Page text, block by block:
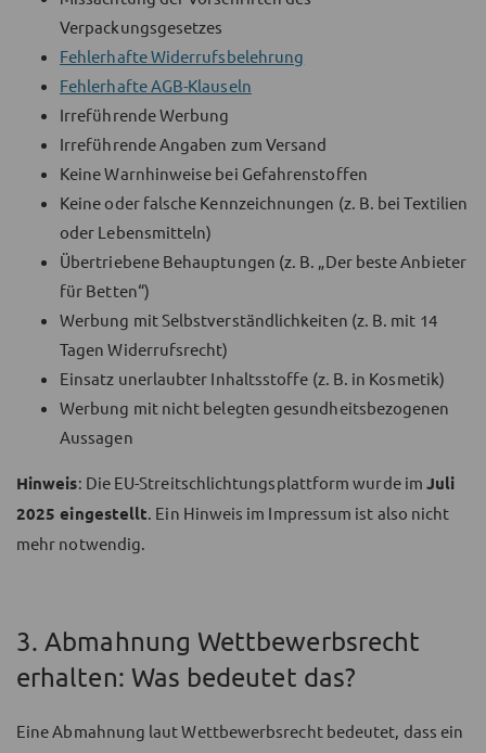
Verpackungsgesetzes
Fehlerhafte Widerrufsbelehrung
Fehlerhafte AGB-Klauseln
Irreführende Werbung
Irreführende Angaben zum Versand
Keine Warnhinweise bei Gefahrenstoffen
Keine oder falsche Kennzeichnungen (z. B. bei Textilien
oder Lebensmitteln)
Übertriebene Behauptungen (z. B. „Der beste Anbieter
für Betten“)
Werbung mit Selbstverständlichkeiten (z. B. mit 14
Tagen Widerrufsrecht)
Einsatz unerlaubter Inhaltsstoffe (z. B. in Kosmetik)
Werbung mit nicht belegten gesundheitsbezogenen
Aussagen
Hinweis: Die EU-Streitschlichtungsplattform wurde im Juli
2025 eingestellt. Ein Hinweis im Impressum ist also nicht
mehr notwendig.
3. Abmahnung Wettbewerbsrecht
erhalten: Was bedeutet das?
Eine Abmahnung laut Wettbewerbsrecht bedeutet, dass ein